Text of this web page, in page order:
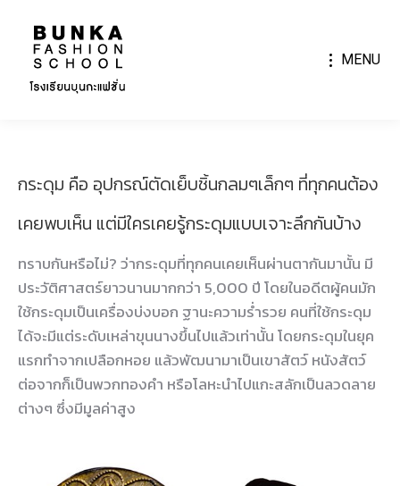
MENU
กระดุม คือ อุปกรณ์ตัดเย็บชิ้นกลมๆเล็กๆ ที่ทุกคนต้อง
เคยพบเห็น แต่มีใครเคยรู้กระดุมแบบเจาะลึกกันบ้าง
ทราบกันหรือไม่? ว่ากระดุมที่ทุกคนเคยเห็นผ่านตากันมานั้น มี
ประวัติศาสตร์ยาวนานมากกว่า 5,000 ปี โดยในอดีตผู้คนมัก
ใช้กระดุมเป็นเครื่องบ่งบอก ฐานะความร่ำรวย คนที่ใช้กระดุม
ได้จะมีแต่ระดับเหล่าขุนนางขึ้นไปแล้วเท่านั้น โดยกระดุมในยุค
แรกทำจากเปลือกหอย แล้วพัฒนามาเป็นเขาสัตว์ หนังสัตว์
ต่อจากก็เป็นพวกทองคำ หรือโลหะนำไปแกะสลักเป็นลวดลาย
ต่างๆ ซึ่งมีมูลค่าสูง